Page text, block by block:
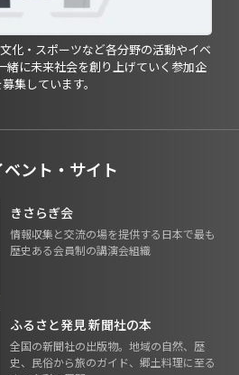
化・スポーツなど各分野の活動やイベ
緒に未来社会を創り上げていく参加企
集しています。
ント・サイト
きさらぎ会
情報収集と交流の場を提供する日本で最も
歴史ある会員制の講演会組織
ふるさと発見 新聞社の本
全国の新聞社の出版物。地域の自然、歴
史、民俗から旅のガイド、郷土料理に至る